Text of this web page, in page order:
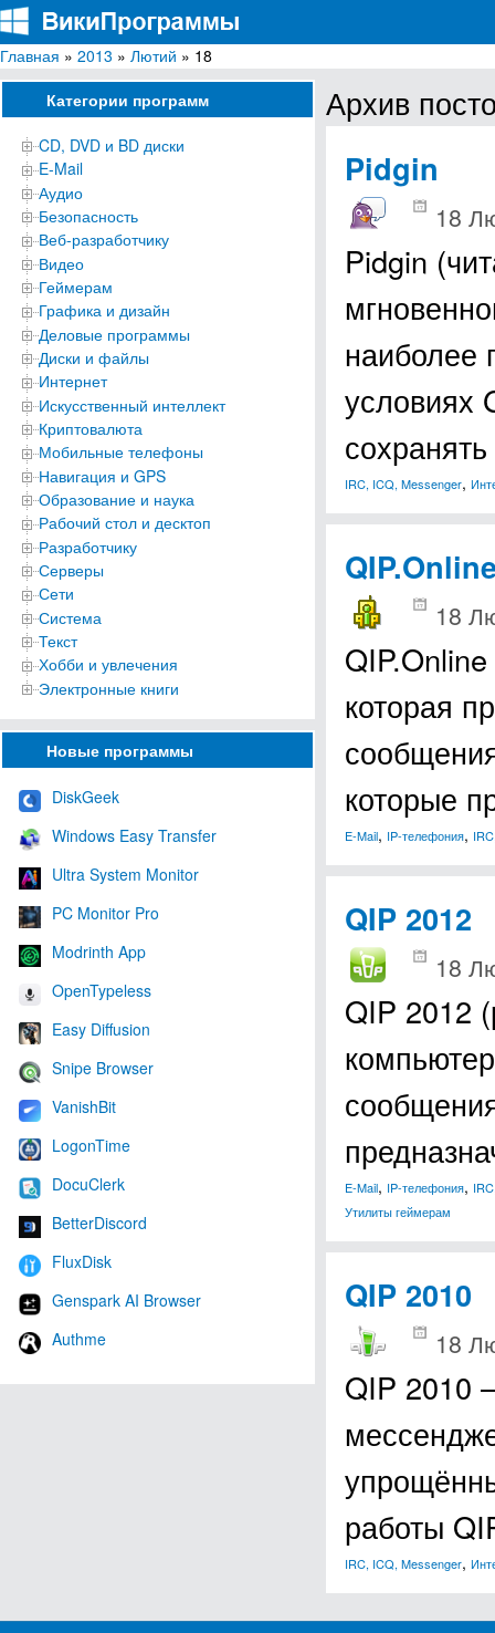
ВикиПрограммы
Энциклопедия бесплатных компьютерных программ для Windows
Главная » 2013 » Лютий » 18
Категории программ
CD, DVD и BD диски
E-Mail
Аудио
Безопасность
Веб-разработчику
Видео
Геймерам
Графика и дизайн
Деловые программы
Диски и файлы
Интернет
Искусственный интеллект
Криптовалюта
Мобильные телефоны
Навигация и GPS
Образование и наука
Рабочий стол и десктоп
Разработчику
Серверы
Сети
Система
Текст
Хобби и увлечения
Электронные книги
Новые программы
DiskGeek
Windows Easy Transfer
Ultra System Monitor
PC Monitor Pro
Modrinth App
OpenTypeless
Easy Diffusion
Snipe Browser
VanishBit
LogonTime
DocuClerk
BetterDiscord
FluxDisk
Genspark AI Browser
Authme
Архив
Pidgin
18
Pidgin
наиболее
условиях
IRC, ICQ, Messenger,
18
которая
которые
E-Mail, IP-телефония,
QIP 2012
18
QIP 2012
E-Mail, IP-телефония,
Утилиты геймерам
QIP 2010
18
QIP 2010
работы
IRC, ICQ, Messenger,